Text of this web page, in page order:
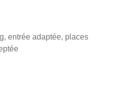
entrée adaptée, places